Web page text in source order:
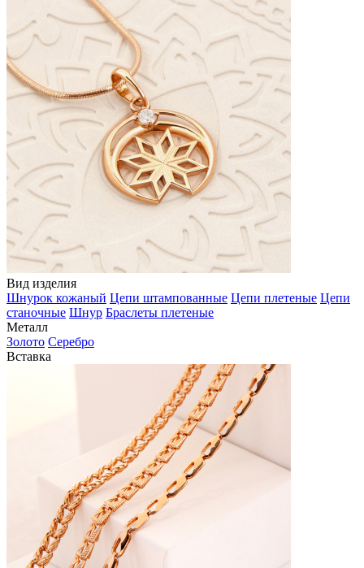
Вид изделия
Шнурок кожаный Цепи штампованные Цепи плетеные Цепи
станочные Шнур Браслеты плетеные
Металл
Золото Серебро
Вставка